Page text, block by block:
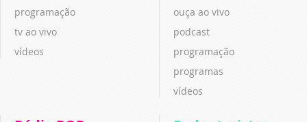
programação
tv ao vivo
vídeos
ouça ao vivo
podcast
programação
programas
vídeos